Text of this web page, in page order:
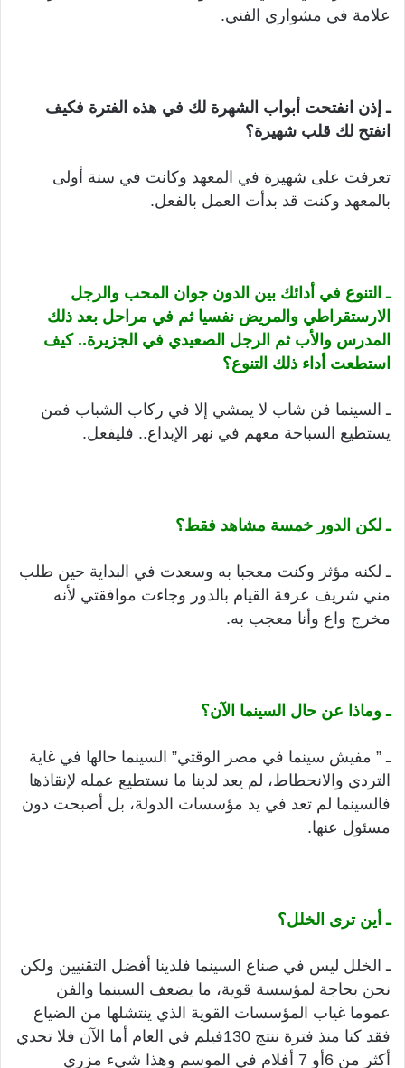
علامة في مشواري الفني.
ـ إذن انفتحت أبواب الشهرة لك في هذه الفترة فكيف
انفتح لك قلب شهيرة؟
تعرفت على شهيرة في المعهد وكانت في سنة أولى
بالمعهد وكنت قد بدأت العمل بالفعل.
ـ التنوع في أدائك بين الدون جوان المحب والرجل
الارستقراطي والمريض نفسيا ثم في مراحل بعد ذلك
المدرس والأب ثم الرجل الصعيدي في الجزيرة.. كيف
استطعت أداء ذلك التنوع؟
ـ السينما فن شاب لا يمشي إلا في ركاب الشباب فمن
يستطيع السباحة معهم في نهر الإبداع.. فليفعل.
ـ لكن الدور خمسة مشاهد فقط؟
ـ لكنه مؤثر وكنت معجبا به وسعدت في البداية حين طلب
مني شريف عرفة القيام بالدور وجاءت موافقتي لأنه
مخرج واع وأنا معجب به.
ـ وماذا عن حال السينما الآن؟
ـ ” مفيش سينما في مصر الوقتي” السينما حالها في غاية
التردي والانحطاط، لم يعد لدينا ما نستطيع عمله لإنقاذها
فالسينما لم تعد في يد مؤسسات الدولة، بل أصبحت دون
مسئول عنها.
ـ أين ترى الخلل؟
ـ الخلل ليس في صناع السينما فلدينا أفضل التقنيين ولكن
نحن بحاجة لمؤسسة قوية، ما يضعف السينما والفن
عموما غياب المؤسسات القوية الذي ينتشلها من الضياع
فقد كنا منذ فترة ننتج 130فيلم في العام أما الآن فلا تجدي
أكثر من 6أو 7 أفلام في الموسم وهذا شيء مزري